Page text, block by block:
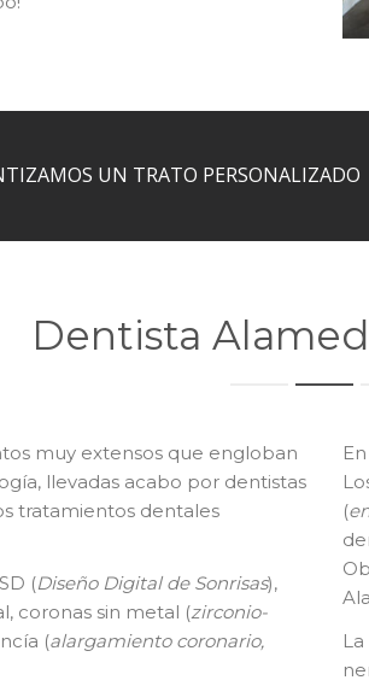
UN TRATO PERSONALIZADO
Dentista
muy extensos que engloban
llevadas acabo por dentistas
tratamientos dentales
(Diseño Digital de Sonrisas),
coronas sin metal (zirconio-
(alargamiento coronario,
En
(
La